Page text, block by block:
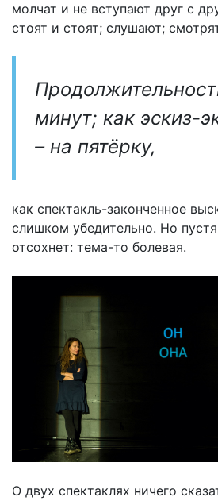
молчат и не вступают друг с
стоят и стоят; слушают;
минут; как эскиз-
– на пятёрку,
как спектакль-законченное
слишком убедительно. Но
отсохнет: тема-то болевая.
О двух спектаклях ничего